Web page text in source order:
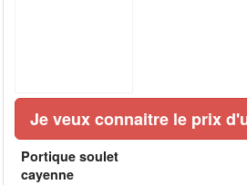
Je veux connaitre le prix
Portique soulet
cayenne